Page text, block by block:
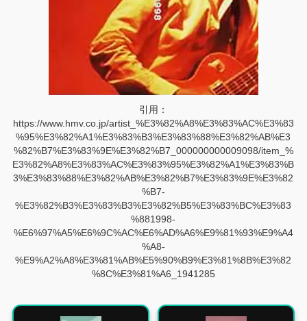
引用：
https://www.hmv.co.jp/artist_%E3%82%A8%E3%83%AC%E3%83
%95%E3%82%A1%E3%83%B3%E3%83%88%E3%82%AB%E3
%82%B7%E3%83%9E%E3%82%B7_000000000009098/item_%
E3%82%A8%E3%83%AC%E3%83%95%E3%82%A1%E3%83%B
3%E3%83%88%E3%82%AB%E3%82%B7%E3%83%9E%E3%82
%B7-
%E3%82%B3%E3%83%B3%E3%82%B5%E3%83%BC%E3%83
%881998-
%E6%97%A5%E6%9C%AC%E6%AD%A6%E9%81%93%E9%A4
%A8-
%E9%A2%A8%E3%81%AB%E5%90%B9%E3%81%8B%E3%82
%8C%E3%81%A6_1941285